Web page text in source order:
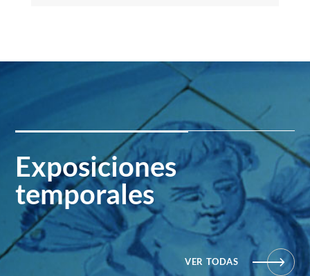
Exposiciones
temporales
VER TODAS